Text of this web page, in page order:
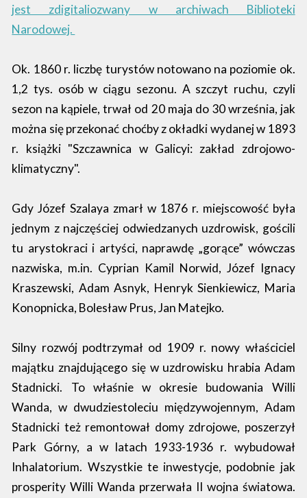
jest zdigitaliozwany w archiwach Biblioteki
Narodowej.
Ok. 1860 r. liczbę turystów notowano na poziomie ok.
1,2 tys. osób w ciągu sezonu. A szczyt ruchu, czyli
sezon na kąpiele, trwał od 20 maja do 30 września, jak
można się przekonać choćby z okładki wydanej w 1893
r. książki "Szczawnica w Galicyi: zakład zdrojowo-
klimatyczny".
Gdy Józef Szalaya zmarł w 1876 r. miejscowość była
jednym z najczęściej odwiedzanych uzdrowisk, gościli
tu arystokraci i artyści, naprawdę „gorące” wówczas
nazwiska, m.in. Cyprian Kamil Norwid, Józef Ignacy
Kraszewski, Adam Asnyk, Henryk Sienkiewicz, Maria
Konopnicka, Bolesław Prus, Jan Matejko.
Silny rozwój podtrzymał od 1909 r. nowy właściciel
majątku znajdującego się w uzdrowisku hrabia Adam
Stadnicki. To właśnie w okresie budowania Willi
Wanda, w dwudziestoleciu międzywojennym, Adam
Stadnicki też remontował domy zdrojowe, poszerzył
Park Górny, a w latach 1933-1936 r. wybudował
Inhalatorium. Wszystkie te inwestycje, podobnie jak
prosperity Willi Wanda przerwała II wojna światowa.